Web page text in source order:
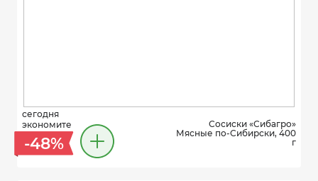
сегодня
экономите
-48%
Сосиски «Сибагро»
Мясные по-Сибирски, 400
г